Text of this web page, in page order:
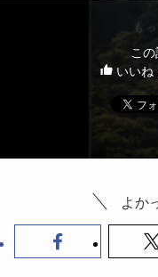
こ
いいね
よか